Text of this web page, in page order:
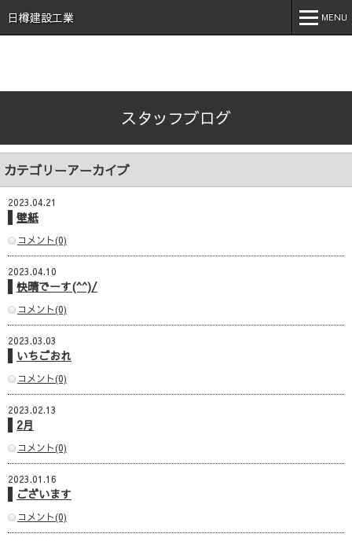
式会社 日樽 建設 土木 建築 新築 戸建 工事 解体 地元 安
心 誠実 コロナ 空気触媒 酸素クラスター オゾン 不活化
日樽建設工業 MENU
事業内容
実績紹介
施工事例
採用情報
スタッフブログ
お問い合わせ
スタッフブログ
カテゴリーアーカイブ
2023.04.21
壁紙
コメント(0)
2023.04.10
快晴でーす(^^)/
コメント(0)
2023.03.03
いちごおれ
コメント(0)
2023.02.13
2月
コメント(0)
2023.01.16
ございます
コメント(0)